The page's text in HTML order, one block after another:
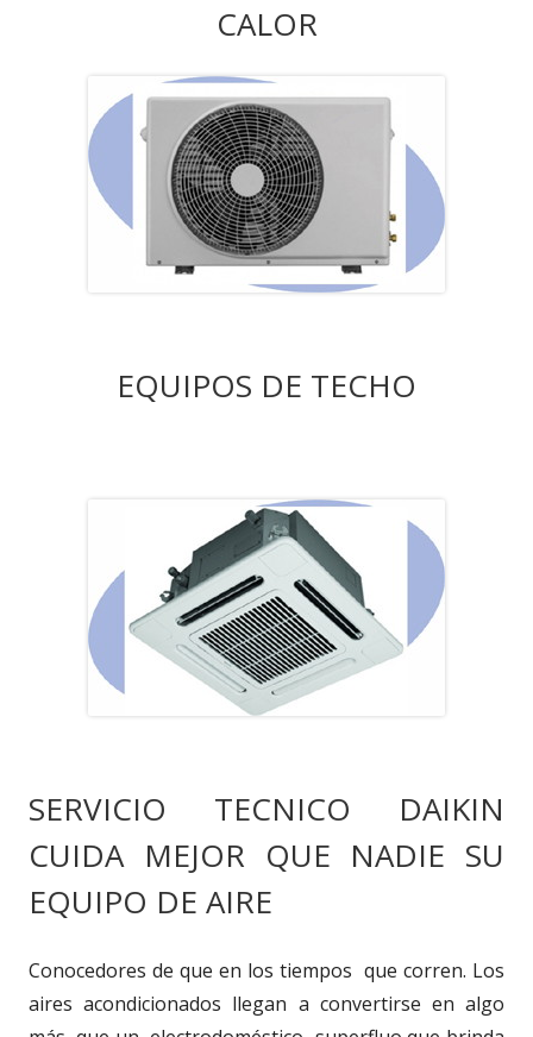
CALOR
EQUIPOS DE TECHO
SERVICIO TECNICO DAIKIN
CUIDA MEJOR QUE NADIE SU
EQUIPO DE AIRE
Conocedores de que en los tiempos que corren. Los
aires acondicionados llegan a convertirse en algo